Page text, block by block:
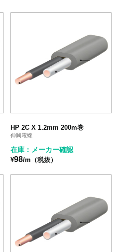
HP 2C X 1.2mm 200m巻
伸興電線
在庫：メーカー確認
¥98/m（税抜）